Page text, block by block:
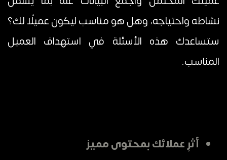
نشاطه واحتياجه، وهل هو مناسب ليكون عميلًا لك؟
ستساعدك هذه الأسئلة في استهداف العميل
المناسب.
أثرِ عملائك بمحتوى مميز